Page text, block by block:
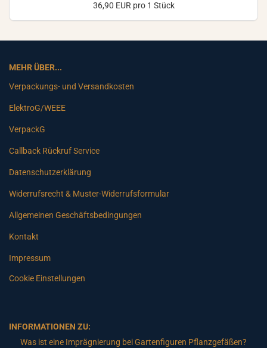
36,90 EUR pro 1 Stück
MEHR ÜBER...
Verpackungs- und Versandkosten
ElektroG/WEEE
VerpackG
Callback Rückruf Service
Datenschutzerklärung
Widerrufsrecht & Muster-Widerrufsformular
Allgemeinen Geschäftsbedingungen
Kontakt
Impressum
Cookie Einstellungen
INFORMATIONEN ZU:
Was ist eine Imprägnierung bei Gartenfiguren Pflanzgefäßen?